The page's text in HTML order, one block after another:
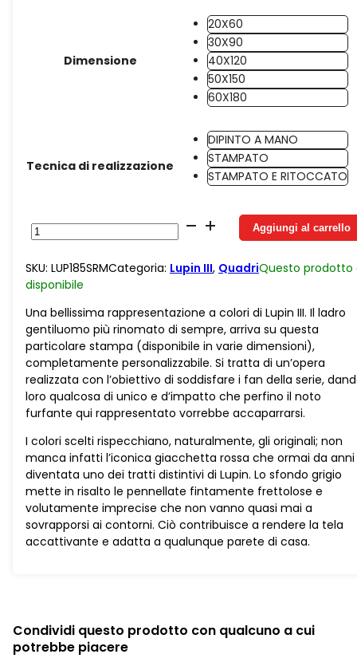
Dimensione
20X60
30X90
40X120
50X150
60X180
Tecnica di realizzazione
DIPINTO A MANO
STAMPATO
STAMPATO E RITOCCATO
Tela
Color
Lupin
quantità
Aggiungi al carrello
SKU: LUP185SRMCategoria: Lupin III, QuadriQuesto prodotto
disponibile
Una bellissima rappresentazione a colori di Lupin III. Il ladro
gentiluomo più rinomato di sempre, arriva su questa
particolare stampa (disponibile in varie dimensioni),
completamente personalizzabile. Si tratta di un’opera
realizzata con l’obiettivo di soddisfare i fan della serie,
loro qualcosa di unico e d’impatto che perfino il noto
furfante qui rappresentato vorrebbe accaparrarsi.
I colori scelti rispecchiano, naturalmente, gli originali; non
manca infatti l’iconica giacchetta rossa che ormai da anni
diventata uno dei tratti distintivi di Lupin. Lo sfondo grigio
mette in risalto le pennellate fintamente frettolose e
volutamente imprecise che non vanno quasi mai a
sovrapporsi ai contorni. Ciò contribuisce a rendere la tela
accattivante e adatta a qualunque parete di casa.
Condividi questo prodotto con qualcuno a cui
potrebbe piacere